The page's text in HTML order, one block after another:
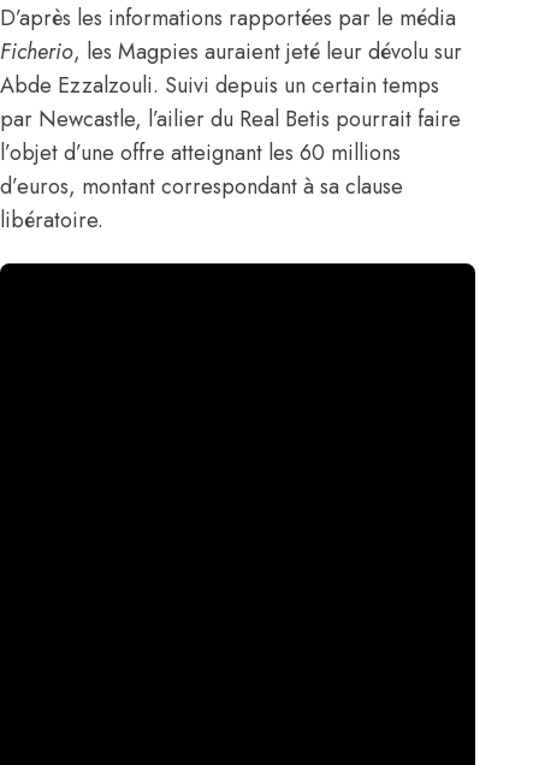
D’après les informations rapportées par le média
Ficherio, les Magpies auraient jeté leur dévolu sur
Abde Ezzalzouli. Suivi depuis un certain temps
par Newcastle, l’ailier du Real Betis pourrait faire
l’objet d’une offre atteignant les 60 millions
d’euros, montant correspondant à sa clause
libératoire.